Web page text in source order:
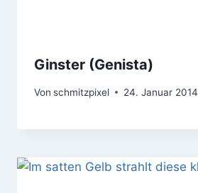
Ginster (Genista)
Von schmitzpixel 24. Januar 2014